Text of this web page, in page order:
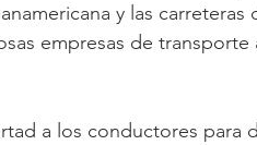
y las carreteras
empresas de transporte
a los conductores para